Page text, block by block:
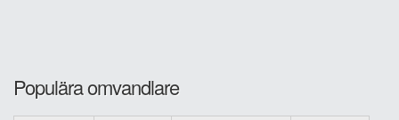
Populära omvandlare